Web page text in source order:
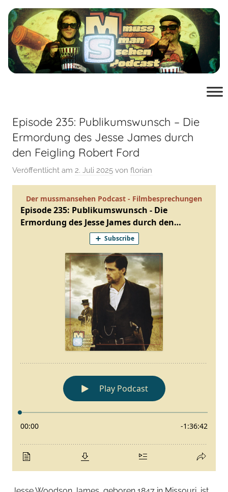
Zum
Inhalt
springen
sehen
Film-
Podcast
mussmansehen.de
Episode 235: Publikumswunsch – Die
Ermordung des Jesse James durch
den Feigling Robert Ford
Veröffentlicht am 2. Juli 2025 von florian